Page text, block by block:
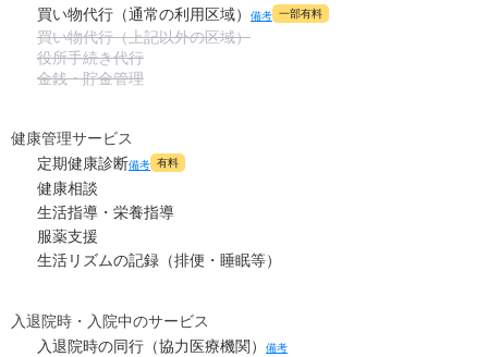
買い物代行（通常の利用区域） 備考 一部有料
買い物代行（上記以外の区域）
役所手続き代行
金銭・貯金管理
健康管理サービス
定期健康診断備考 有料
健康相談
生活指導・栄養指導
服薬支援
生活リズムの記録（排便・睡眠等）
入退院時・入院中のサービス
入退院時の同行（協力医療機関） 備考